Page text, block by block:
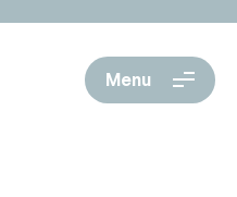
Menu